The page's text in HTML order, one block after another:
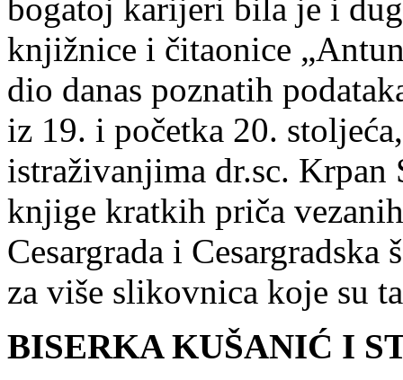
bogatoj karijeri bila je i
knjižnice i čitaonice
dio danas poznatih
iz 19. i početka 20.
istraživanjima dr.sc.
knjige kratkih priča
Cesargrada i Cesargradska
za više slikovnica koje su
BISERKA KUŠANIĆ I